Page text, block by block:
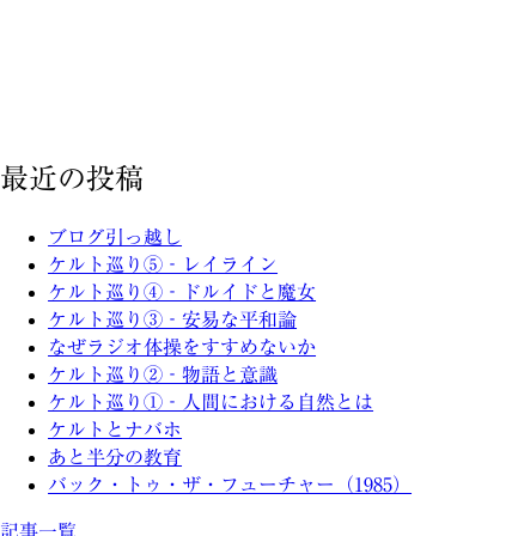
最近の投稿
ブログ引っ越し
ケルト巡り⑤‐レイライン
ケルト巡り④‐ドルイドと魔女
ケルト巡り③‐安易な平和論
なぜラジオ体操をすすめないか
ケルト巡り②‐物語と意識
ケルト巡り①‐人間における自然とは
ケルトとナバホ
あと半分の教育
バック・トゥ・ザ・フューチャー（1985）
記事一覧